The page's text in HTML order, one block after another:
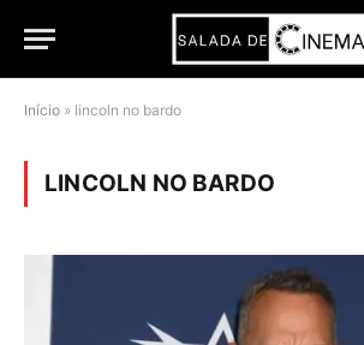
Início » lincoln no bardo
LINCOLN NO BARDO